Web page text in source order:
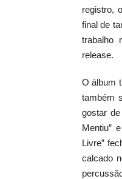
registro,
final de
trabalho
release.
O álbum
também
gostar
Mentiu”
Livre”
calcado